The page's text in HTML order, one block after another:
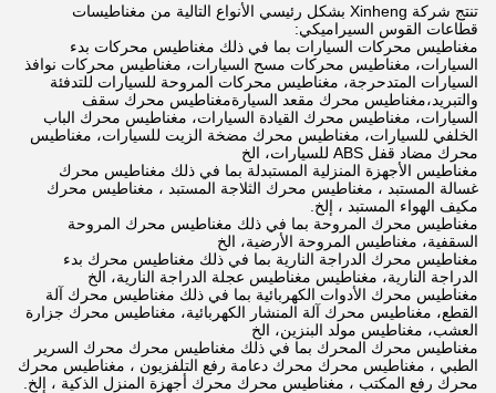
تنتج شركة Xinheng بشكل رئيسي الأنواع التالية من مغناطيسات
قطاعات القوس السيراميكي:
مغناطيس محركات السيارات بما في ذلك مغناطيس محركات بدء
السيارات، مغناطيس محركات مسح السيارات، مغناطيس محركات نوافذ
السيارات المتدحرجة، مغناطيس محركات المروحة للسيارات للتدفئة
والتبريد،مغناطيس محرك مقعد السيارةمغناطيس محرك سقف
السيارات، مغناطيس محرك القيادة السيارات، مغناطيس محرك الباب
الخلفي للسيارات، مغناطيس محرك مضخة الزيت للسيارات، مغناطيس
محرك مضاد قفل ABS للسيارات، الخ
مغناطيس الأجهزة المنزلية المستبدلة بما في ذلك مغناطيس محرك
غسالة المستبد ، مغناطيس محرك الثلاجة المستبد ، مغناطيس محرك
مكيف الهواء المستبد ، إلخ.
مغناطيس محرك المروحة بما في ذلك مغناطيس محرك المروحة
السقفية، مغناطيس المروحة الأرضية، الخ
مغناطيس محرك الدراجة النارية بما في ذلك مغناطيس محرك بدء
الدراجة النارية، مغناطيس مغناطيس عجلة الدراجة النارية، الخ
مغناطيس محرك الأدوات الكهربائية بما في ذلك مغناطيس محرك آلة
القطع، مغناطيس محرك آلة المنشار الكهربائية، مغناطيس محرك جزارة
العشب، مغناطيس مولد البنزين، الخ
مغناطيس محرك المحرك بما في ذلك مغناطيس محرك محرك السرير
الطبي ، مغناطيس محرك محرك دعامة رفع التلفزيون ، مغناطيس محرك
محرك رفع المكتب ، مغناطيس محرك محرك أجهزة المنزل الذكية ، إلخ.